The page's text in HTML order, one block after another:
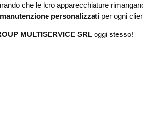
che le loro apparecchiature
personalizzati per ogni
MULTISERVICE SRL oggi stesso!